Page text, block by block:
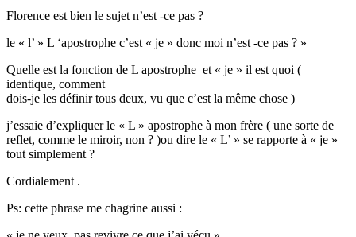
Florence est bien le sujet n’est -ce pas ?
le « l’ » L ‘apostrophe c’est « je » donc moi n’est -ce pas ? »
Quelle est la fonction de L apostrophe et « je » il est quoi (
identique, comment
dois-je les définir tous deux, vu que c’est la même chose )
j’essaie d’expliquer le « L » apostrophe à mon frère ( une sorte de
reflet, comme le miroir, non ? )ou dire le « L’ » se rapporte à « je »
tout simplement ?
Cordialement .
Ps: cette phrase me chagrine aussi :